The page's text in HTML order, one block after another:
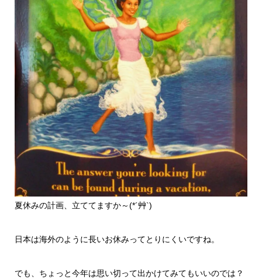
夏休みの計画、立ててますか～(*´艸`)
日本は海外のように長いお休みってとりにくいですね。
でも、ちょっと今年は思い切って出かけてみてもいいのでは？